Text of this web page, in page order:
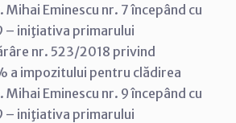
Eminescu nr. 7 începând cu
– iniţiativa primarului
nr. 523/2018 privind
a impozitului pentru clădirea
Eminescu nr. 9 începând cu
– iniţiativa primarului